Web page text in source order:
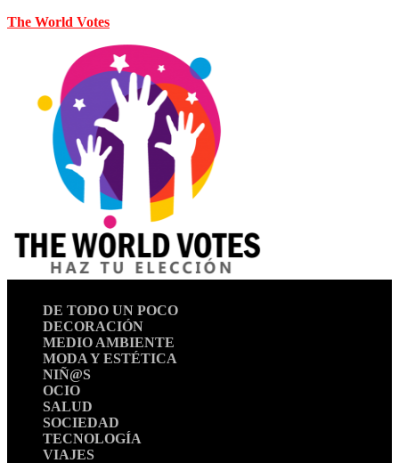
The World Votes
DE TODO UN POCO
DECORACIÓN
MEDIO AMBIENTE
MODA Y ESTÉTICA
NIÑ@S
OCIO
SALUD
SOCIEDAD
TECNOLOGÍA
VIAJES